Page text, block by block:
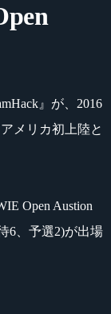
』が、2016
メリカ初上陸と
Open Austion
6、予選2)が出場